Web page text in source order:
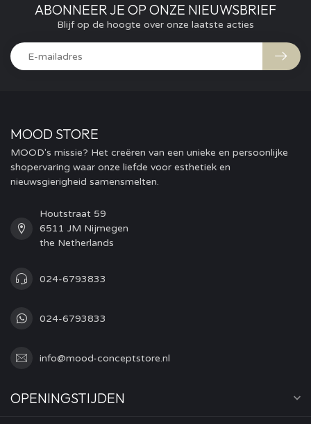
ABONNEER JE OP ONZE NIEUWSBRIEF
Blijf op de hoogte over onze laatste acties
MOOD STORE
MOOD's missie? Het creëren van een unieke en persoonlijke
shopervaring waar onze liefde voor esthetiek en
nieuwsgierigheid samensmelten.
Houtstraat 59
6511 JM Nijmegen
the Netherlands
024-6793833
024-6793833
info@mood-conceptstore.nl
OPENINGSTIJDEN